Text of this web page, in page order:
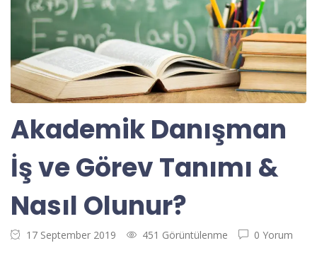
Akademik Danışman
İş ve Görev Tanımı &
Nasıl Olunur?
17 September 2019 451 Görüntülenme 0 Yorum